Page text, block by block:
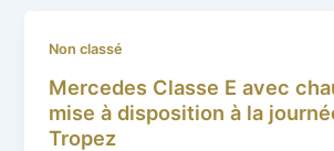
Non classé
Mercedes Classe E avec
mise à disposition à la
Tropez